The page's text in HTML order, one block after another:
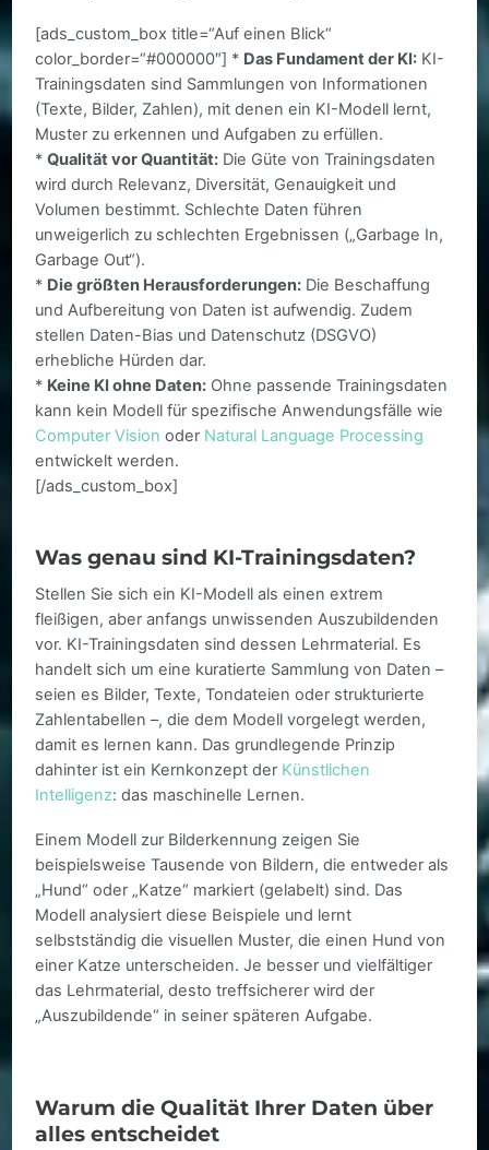
[ads_custom_box title=“Auf einen Blick“
color_border=“#000000″] * Das Fundament der KI: KI-
Trainingsdaten sind Sammlungen von Informationen
(Texte, Bilder, Zahlen), mit denen ein KI-Modell lernt,
Muster zu erkennen und Aufgaben zu erfüllen.
*Qualität vor Quantität: Die Güte von Trainingsdaten
wird durch Relevanz, Diversität, Genauigkeit und
Volumen bestimmt. Schlechte Daten führen
unweigerlich zu schlechten Ergebnissen („Garbage In,
Garbage Out“).
* Die größten Herausforderungen: Die Beschaffung
und Aufbereitung von Daten ist aufwendig. Zudem
stellen Daten-Bias und Datenschutz (DSGVO)
erhebliche Hürden dar.
* Keine KI ohne Daten: Ohne passende Trainingsdaten
kann kein Modell für spezifische Anwendungsfälle wie
Computer Vision oder Natural Language Processing
entwickelt werden.
[/ads_custom_box]
Was genau sind KI-Trainingsdaten?
Stellen Sie sich ein KI-Modell als einen extrem
fleißigen, aber anfangs unwissenden Auszubildenden
vor. KI-Trainingsdaten sind dessen Lehrmaterial. Es
handelt sich um eine kuratierte Sammlung von Daten –
seien es Bilder, Texte, Tondateien oder strukturierte
Zahlentabellen –, die dem Modell vorgelegt werden,
damit es lernen kann. Das grundlegende Prinzip
dahinter ist ein Kernkonzept der Künstlichen
Intelligenz: das maschinelle Lernen.
Einem Modell zur Bilderkennung zeigen Sie
beispielsweise Tausende von Bildern, die entweder als
„Hund“ oder „Katze“ markiert (gelabelt) sind. Das
Modell analysiert diese Beispiele und lernt
selbstständig die visuellen Muster, die einen Hund von
einer Katze unterscheiden. Je besser und vielfältiger
das Lehrmaterial, desto treffsicherer wird der
„Auszubildende“ in seiner späteren Aufgabe.
Warum die Qualität Ihrer Daten über
alles entscheidet